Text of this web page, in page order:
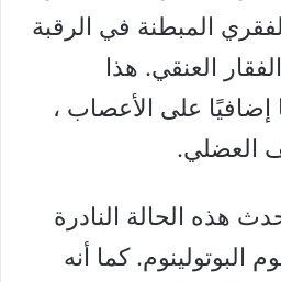
المبطنة في الرقبة
العنقي. هذا
على الأعصاب ،
العضلي.
هذه الحالة النادرة
كما أنه